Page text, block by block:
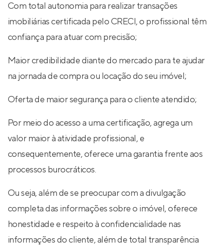
Com total autonomia para realizar transações
imobiliárias certificada pelo CRECI, o profissional têm
confiança para atuar com precisão;
Maior credibilidade diante do mercado para te ajudar
na jornada de compra ou locação do seu imóvel;
Oferta de maior segurança para o cliente atendido;
Por meio do acesso a uma certificação, agrega um
valor maior à atividade profissional, e
consequentemente, oferece uma garantia frente aos
processos burocráticos.
Ou seja, além de se preocupar com a divulgação
completa das informações sobre o imóvel, oferece
honestidade e respeito à confidencialidade nas
informações do cliente, além de total transparência